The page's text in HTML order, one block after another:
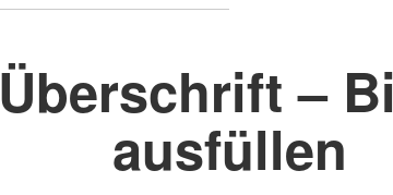
Überschrift –
ausfüllen